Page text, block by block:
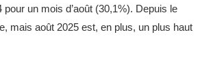
un mois d’août (30,1%). Depuis le
mais août 2025 est, en plus, un plus haut